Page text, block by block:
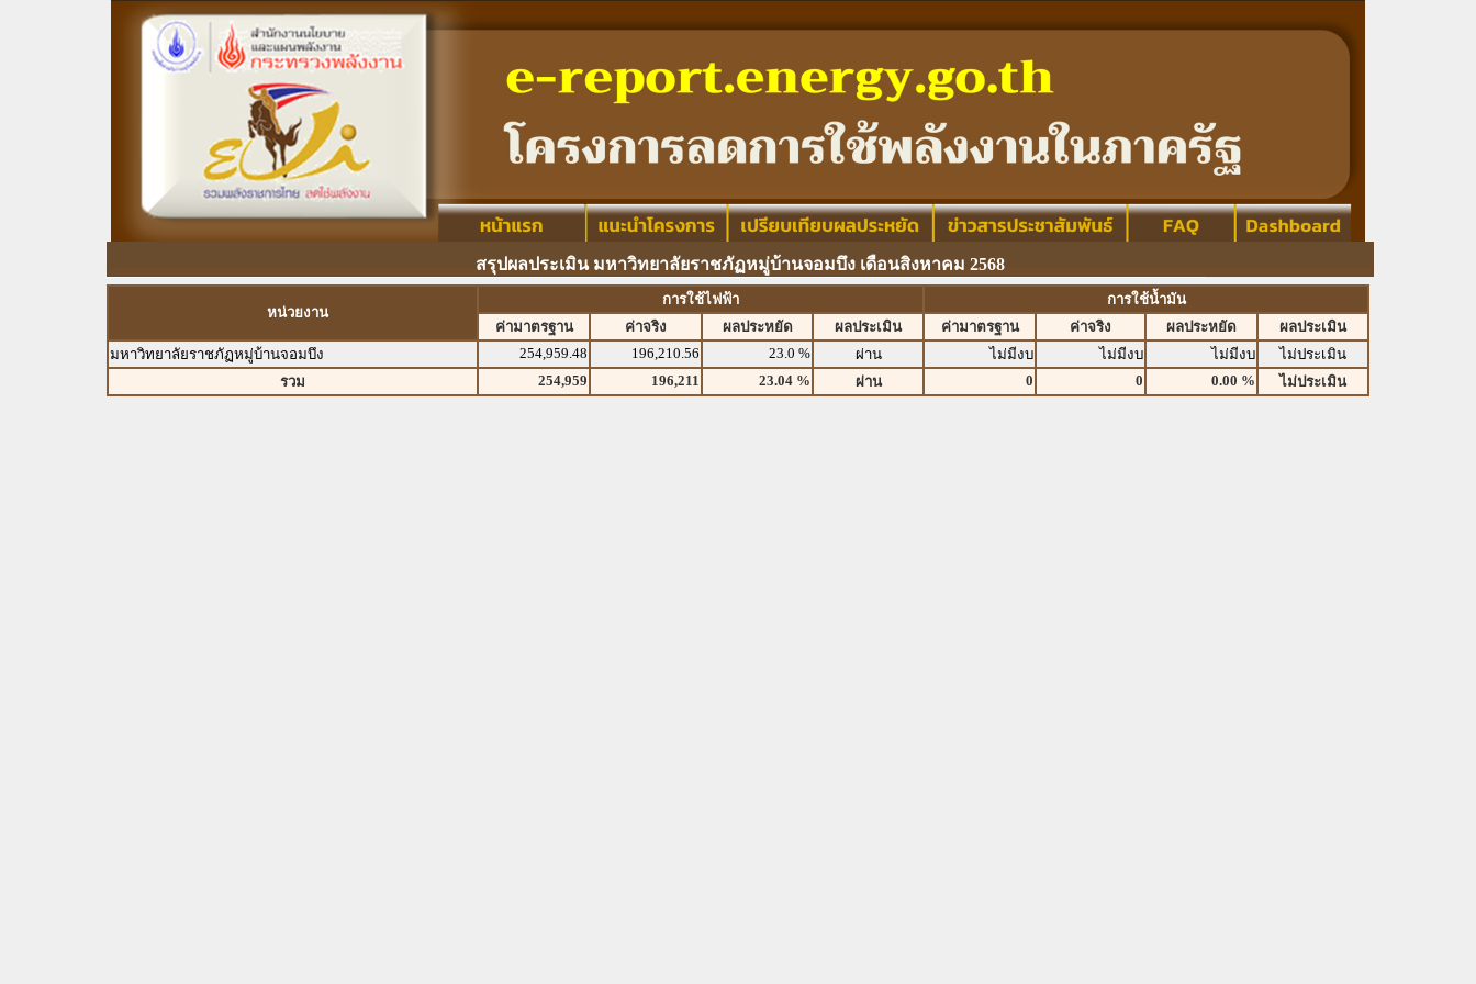
สรุปผลประเมิน มหาวิทยาลัยราชภัฏหมู่บ้านจอมบึง เดือนสิงหาคม 2568
หน่วยงาน
การใช้ไฟฟ้า
การใช้น้ำมัน
ค่ามาตรฐาน
ค่าจริง ผลประหยัด ผลประเมิน ค่ามาตรฐาน ค่าจริง ผลประหยัด
ผลประเมิน
มหาวิทยาลัยราชภัฏหมู่บ้านจอมบึง
254,959.48 196,210.56 23.0 % ผ่าน ไม่มีงบ ไม่มีงบ ไม่มีงบ
ไม่ประเมิน
รวม
254,959 196,211 23.04 % ผ่าน 0 0 0.00 % ไม่ประเมิน